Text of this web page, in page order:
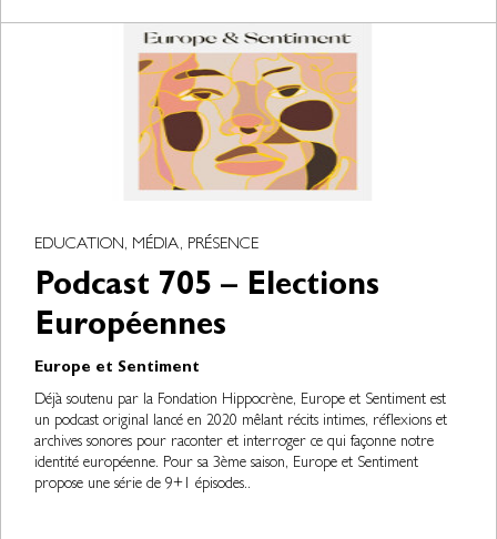
EDUCATION, MÉDIA, PRÉSENCE
Podcast 705 – Elections
Européennes
Europe et Sentiment
Déjà soutenu par la Fondation Hippocrène, Europe et Sentiment est
un podcast original lancé en 2020 mêlant récits intimes, réflexions et
archives sonores pour raconter et interroger ce qui façonne notre
identité européenne. Pour sa 3ème saison, Europe et Sentiment
propose une série de 9+1 épisodes..